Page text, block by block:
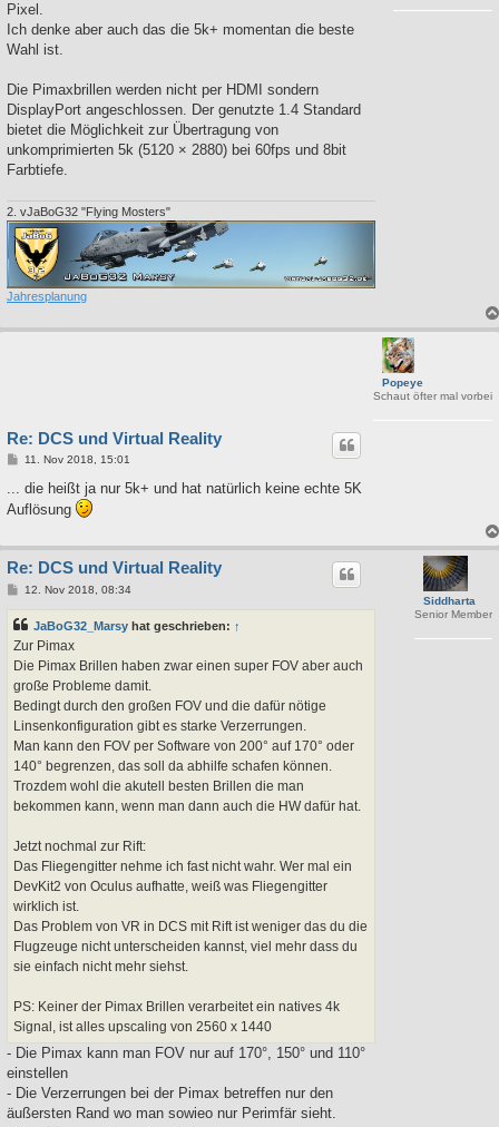
r
a
Pixel.
Ich denke aber auch das die 5k+ momentan die beste
Wahl ist.
Die Pimaxbrillen werden nicht per HDMI sondern
DisplayPort angeschlossen. Der genutzte 1.4 Standard
bietet die Möglichkeit zur Übertragung von
unkomprimierten 5k (5120 × 2880) bei 60fps und 8bit
Farbtiefe.
2. vJaBoG32 "Flying Mosters"
Jahresplanung
Popeye
Schaut öfter mal vorbei
Re: DCS und Virtual Reality
B
r
11. Nov 2018, 15:01
... die heißt ja nur 5k+ und hat natürlich keine echte 5K
Auflösung
Siddharta
Senior Member
Re: DCS und Virtual Reality
B
t
r
g
12. Nov 2018, 08:34
JaBoG32_Marsy hat geschrieben: ↑
Zur Pimax
Die Pimax Brillen haben zwar einen super FOV aber auch
große Probleme damit.
Bedingt durch den großen FOV und die dafür nötige
Linsenkonfiguration gibt es starke Verzerrungen.
Man kann den FOV per Software von 200° auf 170° oder
140° begrenzen, das soll da abhilfe schafen können.
Trozdem wohl die akutell besten Brillen die man
bekommen kann, wenn man dann auch die HW dafür hat.
Jetzt nochmal zur Rift:
Das Fliegengitter nehme ich fast nicht wahr. Wer mal ein
DevKit2 von Oculus aufhatte, weiß was Fliegengitter
wirklich ist.
Das Problem von VR in DCS mit Rift ist weniger das du die
Flugzeuge nicht unterscheiden kannst, viel mehr dass du
sie einfach nicht mehr siehst.
PS: Keiner der Pimax Brillen verarbeitet ein natives 4k
Signal, ist alles upscaling von 2560 x 1440
- Die Pimax kann man FOV nur auf 170°, 150° und 110°
einstellen
- Die Verzerrungen bei der Pimax betreffen nur den
äußersten Rand wo man sowieo nur Perimfär sieht.